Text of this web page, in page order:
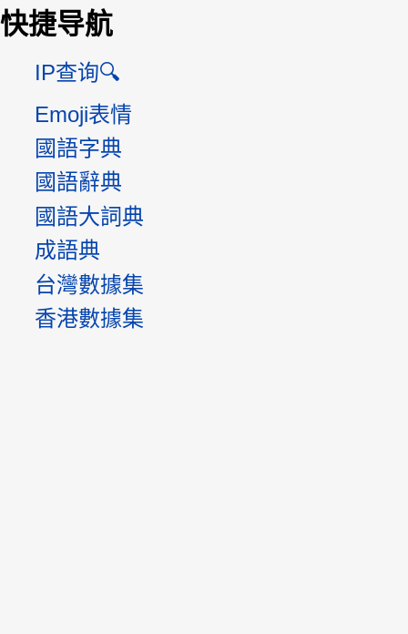
快捷导航
IP查询🔍
Emoji表情
國語字典
國語辭典
國語大詞典
成語典
台灣數據集
香港數據集